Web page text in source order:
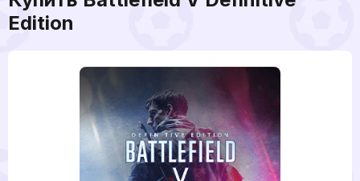
Edition